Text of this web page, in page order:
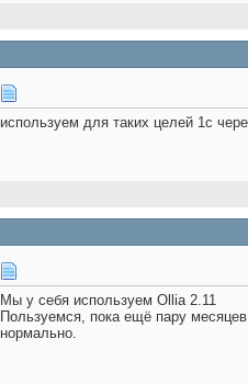
используем для таких целей 1с
Мы у себя используем Ollia 2.11
Пользуемся, пока ещё пару
нормально.